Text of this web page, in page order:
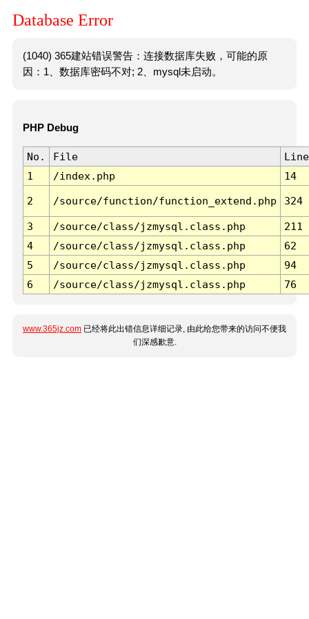
Database Error
(1040) 365建站错误警告：连接数据库失败，可能的原
因：1、数据库密码不对; 2、mysql未启动。
PHP Debug
No. File
Line
1
/index.php 14
2 /source/function/function_extend.php 324
3 /source/class/jzmysql.class.php
211
4
/source/class/jzmysql.class.php
62
5
/source/class/jzmysql.class.php
94
6
/source/class/jzmysql.class.php 76
www.365jz.com 已经将此出错信息详细记录, 由此给您带来的访问不便我
们深感歉意.